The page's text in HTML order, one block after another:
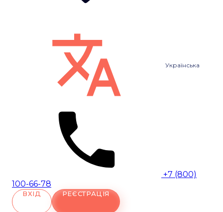
Українська
+7 (800)
100-66-78
ВХІД РЕЄСТРАЦІЯ